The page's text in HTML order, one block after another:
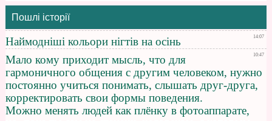
Пошлі історії